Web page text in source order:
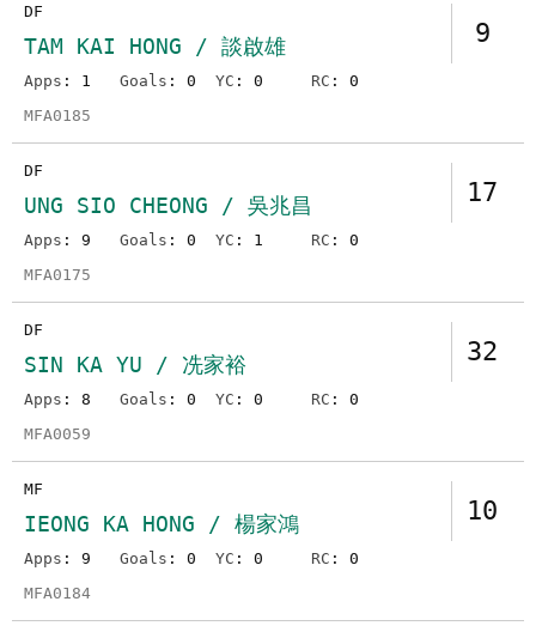
9
DF
TAM KAI HONG / 談啟雄
Apps : 1 Goals : 0 YC : 0 RC : 0
MFA0185
17
DF
UNG SIO CHEONG / 吳兆昌
Apps : 9 Goals : 0 YC : 1 RC : 0
MFA0175
32
DF
SIN KA YU / 冼家裕
Apps : 8 Goals : 0 YC : 0 RC : 0
MFA0059
10
MF
IEONG KA HONG / 楊家鴻
Apps : 9 Goals : 0 YC : 0 RC : 0
MFA0184